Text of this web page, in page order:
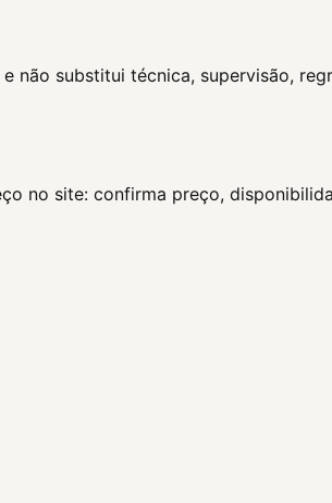
não substitui técnica, supervisão,
no site: confirma preço,